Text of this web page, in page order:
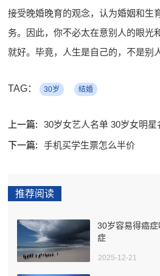
接受晚婚晚育的观念，认为婚姻和生
务。因此，你不必太在意别人的眼光
就好。毕竟，人生是自己的，不是别
TAG： 30岁 结婚
上一篇:
30岁女艺人名单 30岁女明星
下一篇:
手机买学生票怎么半价
推荐阅读
30岁容易得癌
症
2025-12-21